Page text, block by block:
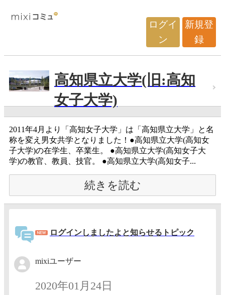
ログイ
ン
新規登
録
高知県立大学(旧:高知
女子大学)
2011年4月より「高知女子大学」は「高知県立大学」と名
称を変え男女共学となりました！●高知県立大学(高知女
子大学)の在学生、卒業生。 ●高知県立大学(高知女子大
学)の教官、教員、技官。 ●高知県立大学(高知女子...
続きを読む
ログインしましたよと知らせるトピック
mixiユーザー
2020年01月24日